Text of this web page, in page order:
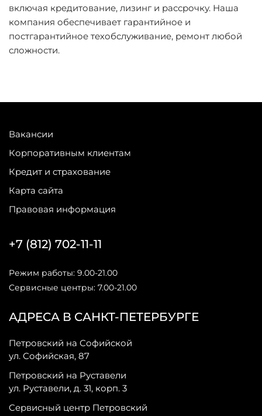
включая кредитование, лизинг и рассрочку. Наша
компания обеспечивает гарантийное и
постгарантийное техобслуживание, ремонт любой
сложности.
Вакансии
Корпоративным клиентам
Кредит и страхование
Карта сайта
Правовая информация
АДРЕСА В САНКТ-ПЕТЕРБУРГЕ
Петровский на Софийской
ул. Софийская, 87
Петровский на Руставели
ул. Руставели, д. 31, корп. 3
Сервисный центр Петровский
+7 (812) 702-11-11
Режим работы: 9.00-21.00
Сервисные центры: 7.00-21.00